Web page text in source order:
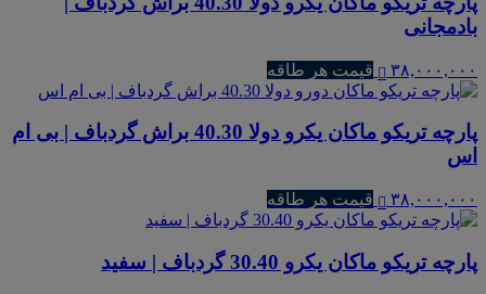
بادمجانی
۳۸,۰۰۰,۰۰۰ قیمت هر طاقه
پارچه تریکو ماکان یکرو دولا 40.30 براش گردباف | بی ام
اس
۳۸,۰۰۰,۰۰۰ قیمت هر طاقه
پارچه تریکو ماکان یکرو 30.40 گردباف | سفید